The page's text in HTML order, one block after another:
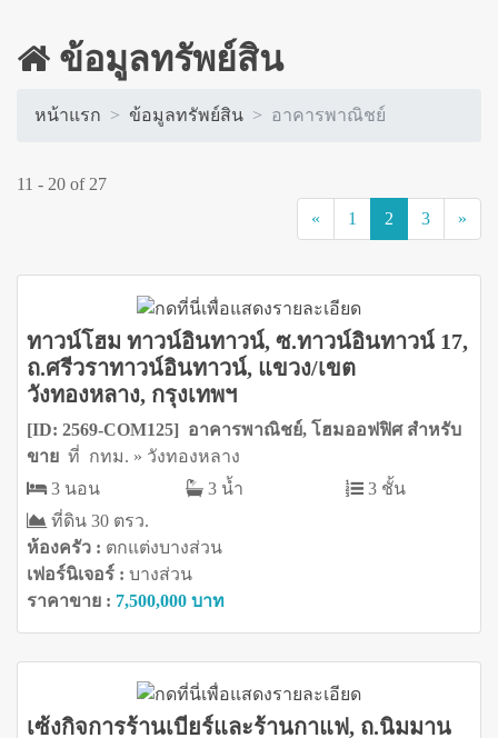
ข้อมูลทรัพย์สิน
หน้าแรก ข้อมูลทรัพย์สิน อาคารพาณิชย์
11 - 20 of 27
«
1 2 (current)
3 »
ทาวน์โฮม ทาวน์อินทาวน์, ซ.ทาวน์อินทาวน์ 17,
ถ.ศรีวราทาวน์อินทาวน์, แขวง/เขต
วังทองหลาง, กรุงเทพฯ
[ID: 2569-COM125] อาคารพาณิชย์, โฮมออฟฟิศ สำหรับ
ขาย ที่ กทม. » วังทองหลาง
3 นอน
3 น้ำ
3 ชั้น
ที่ดิน 30 ตรว.
ห้องครัว : ตกแต่งบางส่วน
เฟอร์นิเจอร์ : บางส่วน
ราคาขาย : 7,500,000 บาท
เซ้งกิจการร้านเบียร์และร้านกาแฟ, ถ.นิมมาน